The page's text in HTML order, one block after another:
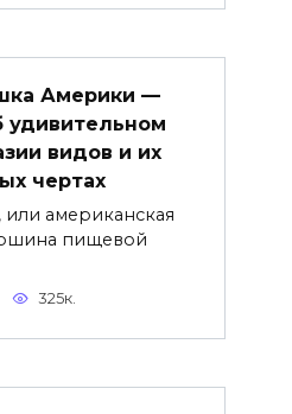
Америки —
удивительном
видов и их
чертах
американская
пищевой
325к.